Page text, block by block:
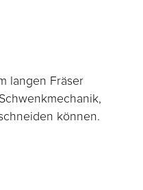
langen Fräser
können.